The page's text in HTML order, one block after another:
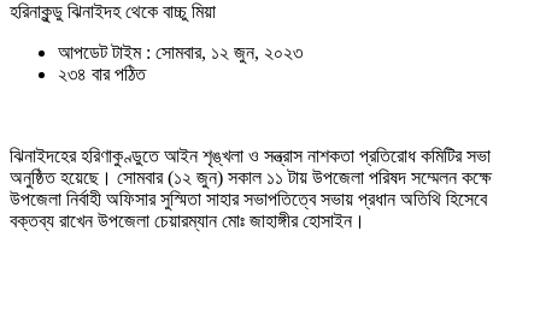
হরিনাকুন্ডু ঝিনাইদহ থেকে বাচ্চু মিয়া
আপডেট টাইম : সোমবার, ১২ জুন, ২০২৩
২৩৪ বার পঠিত
ঝিনাইদহের হরিণাকুণ্ডুতে আইন শৃঙ্খলা ও সন্ত্রাস নাশকতা প্রতিরোধ কমিটির সভা
অনুষ্ঠিত হয়েছে। সোমবার (১২ জুন) সকাল ১১ টায় উপজেলা পরিষদ সম্মেলন কক্ষে
উপজেলা নির্বাহী অফিসার সুস্মিতা সাহার সভাপতিত্বে সভায় প্রধান অতিথি হিসেবে
বক্তব্য রাখেন উপজেলা চেয়ারম্যান মোঃ জাহাঙ্গীর হোসাইন।